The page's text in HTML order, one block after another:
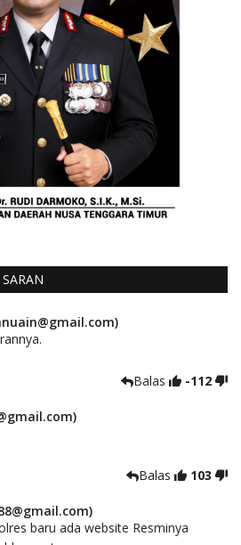
Balas
-112
Balas
103
baru ada website Resminya